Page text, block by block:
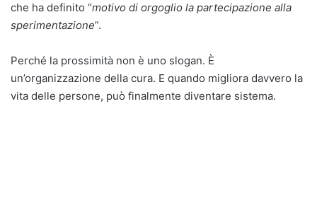
che ha definito “motivo di orgoglio la partecipazione alla
sperimentazione”.
Perché la prossimità non è uno slogan. È
un’organizzazione della cura. E quando migliora davvero la
vita delle persone, può finalmente diventare sistema.